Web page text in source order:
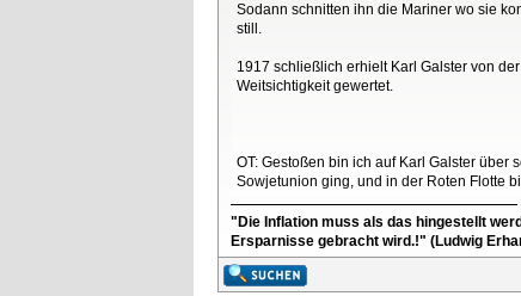
Sodann schnitten ihn die Mariner wo sie
still.
1917 schließlich erhielt Karl Galster von
Weitsichtigkeit gewertet.
OT: Gestoßen bin ich auf Karl Galster über
Sowjetunion ging, und in der Roten Flotte
"Die Inflation muss als das hingestellt
Ersparnisse gebracht wird.!" (Ludwig